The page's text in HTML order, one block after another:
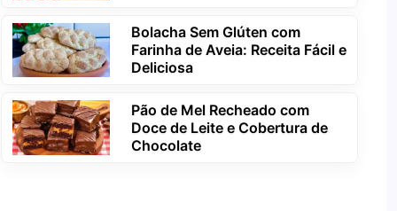
Bolacha Sem Glúten com
Farinha de Aveia: Receita Fácil e
Deliciosa
Pão de Mel Recheado com
Doce de Leite e Cobertura de
Chocolate